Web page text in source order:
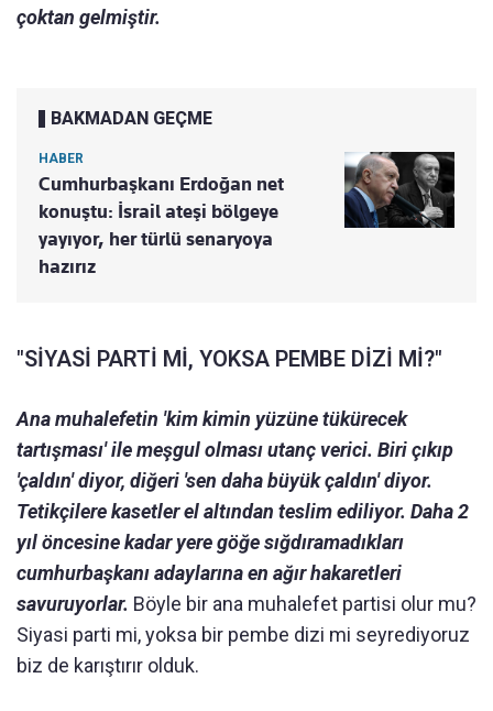
çoktan gelmiştir.
BAKMADAN GEÇME
HABER
Cumhurbaşkanı Erdoğan net
konuştu: İsrail ateşi bölgeye
yayıyor, her türlü senaryoya
hazırız
"SİYASİ PARTİ Mİ, YOKSA PEMBE DİZİ Mİ?"
Ana muhalefetin 'kim kimin yüzüne tükürecek
tartışması' ile meşgul olması utanç verici. Biri çıkıp
'çaldın' diyor, diğeri 'sen daha büyük çaldın' diyor.
Tetikçilere kasetler el altından teslim ediliyor. Daha 2
yıl öncesine kadar yere göğe sığdıramadıkları
cumhurbaşkanı adaylarına en ağır hakaretleri
savuruyorlar. Böyle bir ana muhalefet partisi olur mu?
Siyasi parti mi, yoksa bir pembe dizi mi seyrediyoruz
biz de karıştırır olduk.